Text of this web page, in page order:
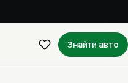
Знайти авто